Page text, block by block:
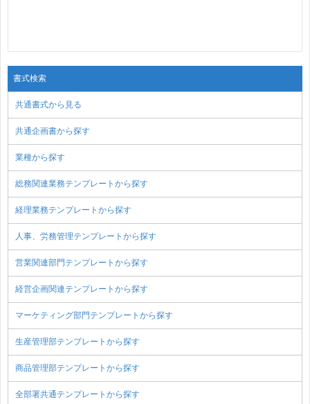
書式検索
共通書式から見る
共通企画書から探す
業種から探す
総務関連業務テンプレートから探す
経理業務テンプレートから探す
人事、労務管理テンプレートから探す
営業関連部門テンプレートから探す
経営企画関連テンプレートから探す
マーケティング部門テンプレートから探す
生産管理部テンプレートから探す
商品管理部テンプレートから探す
全部署共通テンプレートから探す